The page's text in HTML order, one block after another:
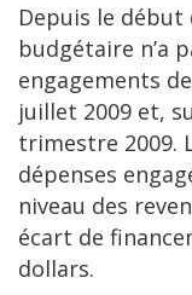
Depuis le
budgétaire n’a
engagements
juillet 2009 et,
trimestre 2009.
dépenses
niveau des
écart de
dollars.